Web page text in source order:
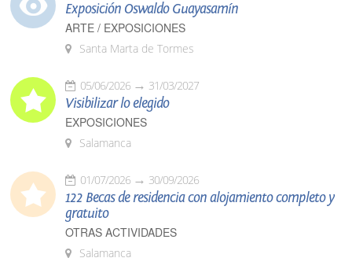
Exposición Oswaldo Guayasamín
ARTE / EXPOSICIONES
Santa Marta de Tormes
05/06/2026 31/03/2027
Visibilizar lo elegido
EXPOSICIONES
Salamanca
01/07/2026 30/09/2026
122 Becas de residencia con alojamiento completo y
gratuito
OTRAS ACTIVIDADES
Salamanca